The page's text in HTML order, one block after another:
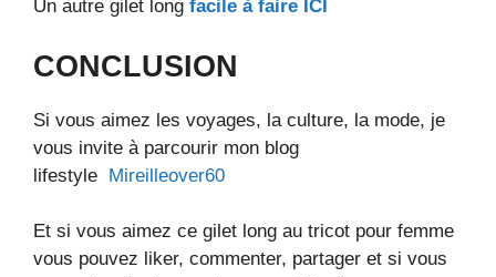
Un autre gilet long facile à faire ICI
CONCLUSION
Si vous aimez les voyages, la culture, la mode, je
vous invite à parcourir mon blog
lifestyle Mireilleover60
Et si vous aimez ce gilet long au tricot pour femme
vous pouvez liker, commenter, partager et si vous